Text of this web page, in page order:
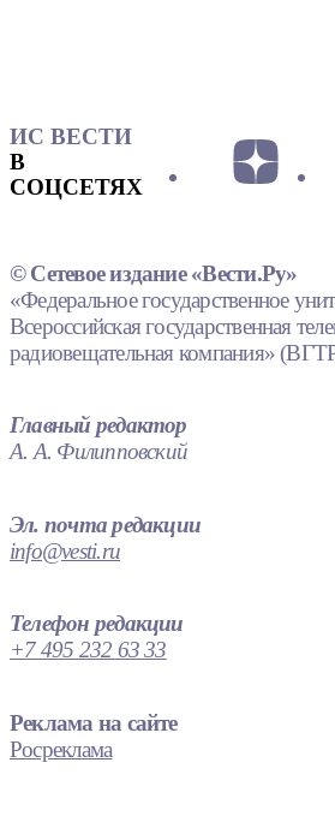
ИС ВЕСТИ
В
СОЦСЕТЯХ
© Сетевое издание «Вести.Ру»
«Федеральное государственное
Всероссийская государственная
радиовещательная компания»
Главный редактор
А. А. Филипповский
Эл. почта редакции
info@vesti.ru
Телефон редакции
+7 495 232 63 33
Реклама на сайте
Росреклама